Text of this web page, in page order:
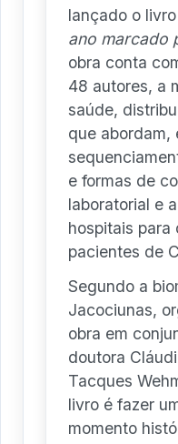
lançado o livro
ano marcado
obra conta
48 autores, a
saúde,
que abordam,
e formas de
laboratorial e
hospitais para
pacientes de
Segundo a
Jacociunas,
obra em
doutora
Tacques
livro é fazer
momento